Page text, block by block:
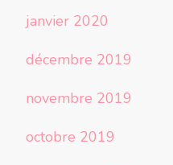
janvier 2020
décembre 2019
novembre 2019
octobre 2019